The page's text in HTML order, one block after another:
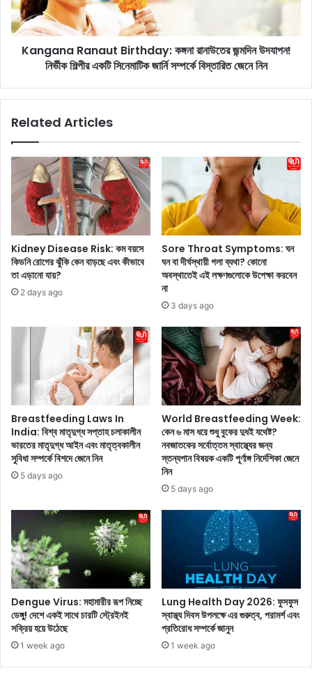
A
I
b
এ
টি
ই
ব
টে
থে
স
ম্প
র্ক
কী
তা
সা
গ
ণ্য
হ
য়
?
a
R
a
a
ঙ্গ
না
না
তে
দি
উ
দ
যা
প
ন
ক
শি
ল্পী
র
এ
ক
টি
সি
নে
মা
Kangana Ranaut Birthday: কঙ্গনা রানাউতের জন্মদিন উদযাপন!
নির্ভীক শিল্পীর একটি সিনেমাটিক জার্নি সম্পর্কে বিস্তারিত জেনে নিন
Related Articles
Kidney Disease Risk: কম বয়সে
কিডনি রোগের ঝুঁকি কেন বাড়ছে এবং কীভাবে
তা এড়ানো যায়?
2 days ago
Sore Throat Symptoms: ঘন
ঘন বা দীর্ঘস্থায়ী গলা ব্যথা? কোনো
অবস্থাতেই এই লক্ষণগুলোকে উপেক্ষা করবেন
না
3 days ago
Breastfeeding Laws In
India: বিশ্ব মাতৃদুগ্ধ সপ্তাহ চলাকালীন
ভারতের মাতৃদুগ্ধ আইন এবং মাতৃত্বকালীন
সুবিধা সম্পর্কে বিশদে জেনে নিন
5 days ago
World Breastfeeding Week:
কেন ৬ মাস ধরে শুধু বুকের দুধই যথেষ্ট?
নবজাতকের সর্বোত্তম স্বাস্থ্যের জন্য
স্তন্যপান বিষয়ক একটি পূর্ণাঙ্গ নির্দেশিকা জেনে
নিন
5 days ago
Dengue Virus: মহামারীর রূপ নিচ্ছে
ডেঙ্গু! দেশে একই সাথে চারটি স্ট্রেইনই
সক্রিয় হয়ে উঠেছে
1 week ago
Lung Health Day 2026: ফুসফুস
স্বাস্থ্য দিবস উপলক্ষে এর গুরুত্ব, পরামর্শ এবং
প্রতিরোধ সম্পর্কে জানুন
1 week ago